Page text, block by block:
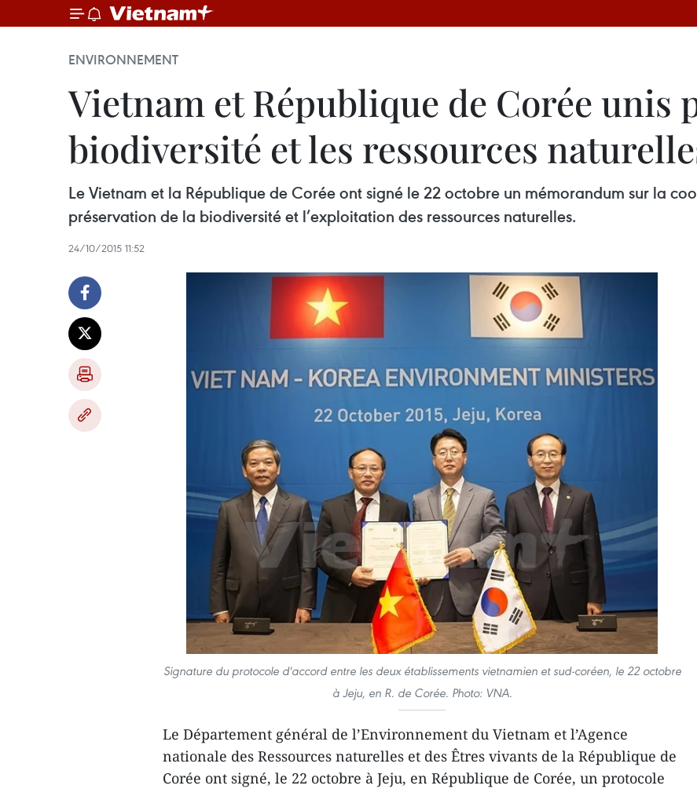
ENVIRONNEMENT
Vietnam et République de Corée unis
biodiversité et les ressources
Le Vietnam et la République de Corée ont signé le 22 octobre un mémorandum sur la
préservation de la biodiversité et l’exploitation des ressources naturelles.
24/10/2015 11:52
Signature du ​protocole d'accord entre les deux établissements vietnamien et sud-coréen, le 22 octobre
à Jeju, en R. de Corée. Photo: VNA.
Le Département général de l’Environnement du Vietnam et l’Agence
nationale des Ressources naturelles et des Êtres vivants de la République de
Corée ont signé, le 22 octobre à Jeju, en République de Corée, un ​protocole